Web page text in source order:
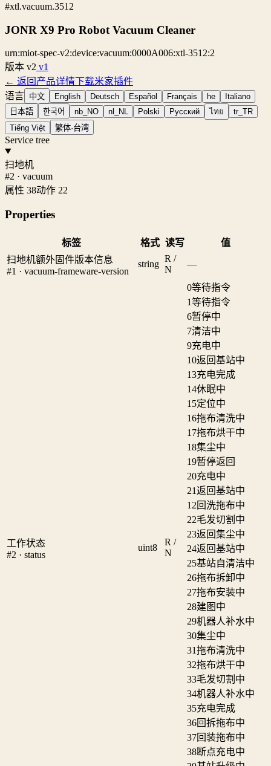
#xtl.vacuum.3512
JONR X9 Pro Robot Vacuum Cleaner
urn:miot-spec-v2:device:vacuum:0000A006:xtl-3512:2
版本 v2 v1
← 返回产品详情下载米家插件
语言 中文 English Deutsch Español Français he
Italiano
日本語
한국어 nb_NO nl_NL Polski Русский ไทย
tr_TR
Tiếng Việt
繁体·台湾
Service tree
扫地机
#2 · vacuum
属性 38动作 22
Properties
标签 格式 读写
值
扫地机额外固件版本信息
#1 · vacuum-frameware-version
string
R /
N
—
工作状态
#2 · status
uint8
R /
N
0等待指令
1等待指令
6暂停中
7清洁中
9充电中
10返回基站中
13充电完成
14休眠中
15定位中
16拖布清洗中
17拖布烘干中
18集尘中
19暂停返回
20充电中
21返回基站中
12回洗拖布中
22毛发切割中
23返回集尘中
24返回基站中
25基站自清洁中
26拖布拆卸中
27拖布安装中
28建图中
29机器人补水中
30集尘中
31拖布清洗中
32拖布烘干中
33毛发切割中
34机器人补水中
35充电完成
36回拆拖布中
37回装拖布中
38断点充电中